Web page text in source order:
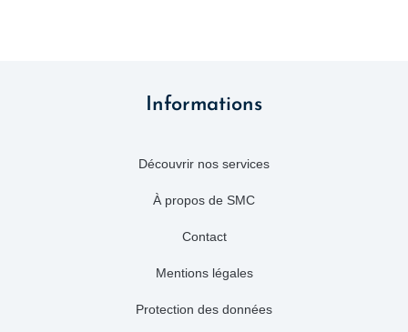
Informations
Découvrir nos services
À propos de SMC
Contact
Mentions légales
Protection des données